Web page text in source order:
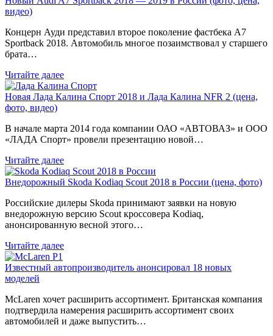
видео)
Концерн Ауди представил второе поколение фастбека A7
Sportback 2018. Автомобиль многое позаимствовал у старшего
брата…
Читайте далее
Новая Лада Калина Спорт 2018 и Лада Калина NFR 2 (цена,
фото, видео)
В начале марта 2014 года компании ОАО «АВТОВАЗ» и ООО
«ЛАДА Спорт» провели презентацию новой…
Читайте далее
Внедорожный Skoda Kodiaq Scout 2018 в России (цена, фото)
Российские дилеры Skoda принимают заявки на новую
внедорожную версию Scout кроссовера Kodiaq,
анонсированную весной этого…
Читайте далее
Известный автопроизводитель анонсировал 18 новых
моделей
McLaren хочет расширить ассортимент. Британская компания
подтвердила намерения расширить ассортимент своих
автомобилей и даже выпустить…